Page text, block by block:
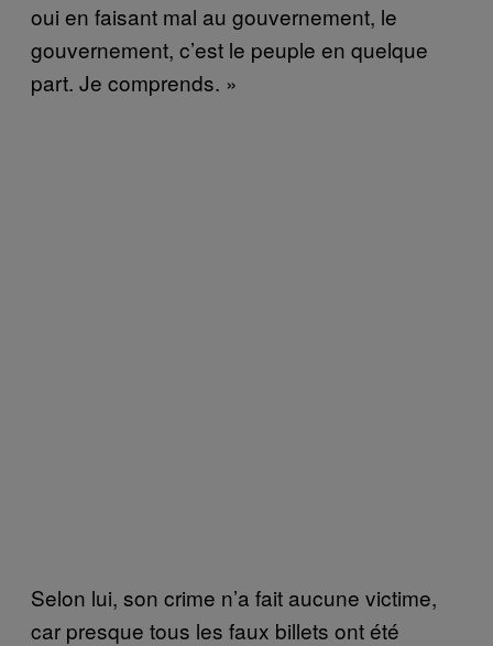
oui en faisant mal au gouvernement, le
gouvernement, c’est le peuple en quelque
part. Je comprends. »
Selon lui, son crime n’a fait aucune victime,
car presque tous les faux billets ont été